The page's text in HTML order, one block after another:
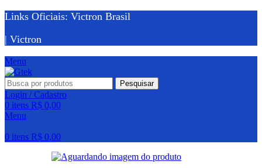
Links Oficiais: Victron Brasil
| Victron
Menu
Pesquisar
Login / Cadastro
0 itens R$ 0,00
Menu
0 itens R$ 0,00